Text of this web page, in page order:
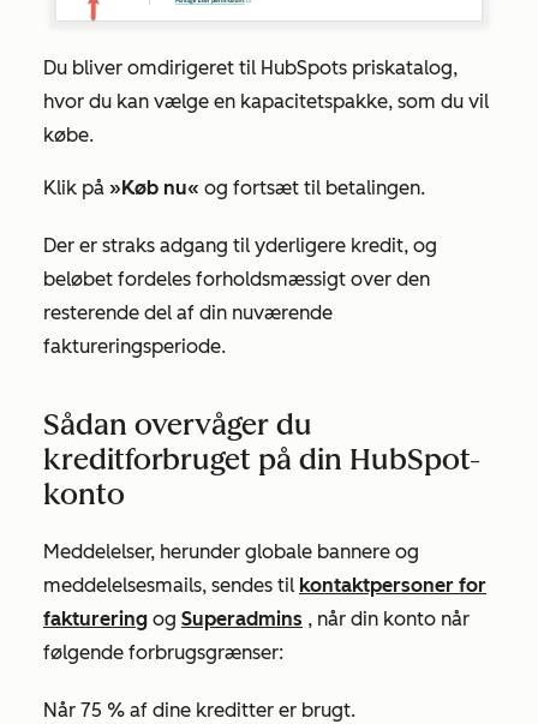
Du bliver omdirigeret til HubSpots priskatalog,
hvor du kan vælge en kapacitetspakke, som du vil
købe.
Klik på »Køb nu« og fortsæt til betalingen.
Der er straks adgang til yderligere kredit, og
beløbet fordeles forholdsmæssigt over den
resterende del af din nuværende
faktureringsperiode.
Sådan overvåger du
kreditforbruget på din HubSpot-
konto
Meddelelser, herunder globale bannere og
meddelelsesmails, sendes til kontaktpersoner for
fakturering og Superadmins , når din konto når
følgende forbrugsgrænser:
Når 75 % af dine kreditter er brugt.